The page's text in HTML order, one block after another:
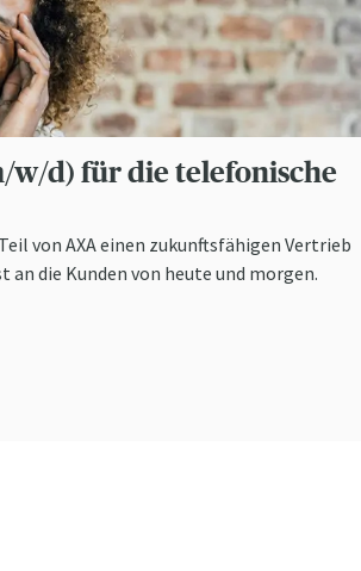
d) für die telefonische
von AXA einen zukunftsfähigen Vertrieb
die Kunden von heute und morgen.